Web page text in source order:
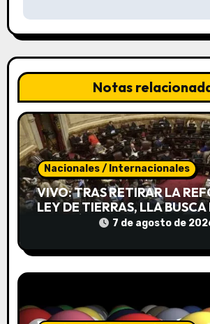
a
c
i
ó
n
d
e
e
n
t
r
Notas
Nacionales / Internacionales
VIVO: TRAS RETIRAR LA
LEY DE TIERRAS, LLA
SANCIÓN DE7 de agosto de